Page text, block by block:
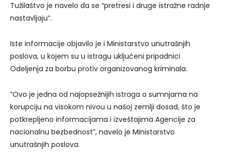
Tužilaštvo je navelo da se “pretresi i druge istražne radnje
nastavljaju”.
Iste informacije objavilo je i Ministarstvo unutrašnjih
poslova, u kojem su u istragu uključeni pripadnici
Odeljenja za borbu protiv organizovanog kriminala.
“Ovo je jedna od najopsežnijih istraga o sumnjama na
korupciju na visokom nivou u našoj zemlji dosad, što je
potkrepljeno informacijama i izveštajima Agencije za
nacionalnu bezbednost”, navelo je Ministarstvo
unutrašnjih poslova.